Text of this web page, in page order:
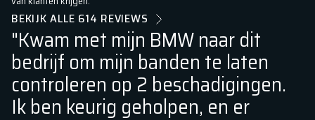
BEKIJK ALLE 614 REVIEWS
"Kwam met mijn BMW naar dit
bedrijf om mijn banden te laten
controleren op 2 beschadigingen.
Ik ben keurig geholpen, en er